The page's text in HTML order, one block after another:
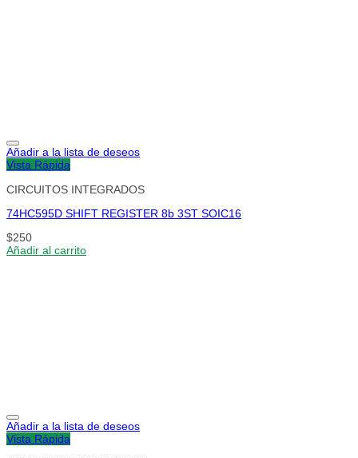
Añadir a la lista de deseos
Vista Rápida
CIRCUITOS INTEGRADOS
74HC595D SHIFT REGISTER 8b 3ST SOIC16
$250
Añadir al carrito
Añadir a la lista de deseos
Vista Rápida